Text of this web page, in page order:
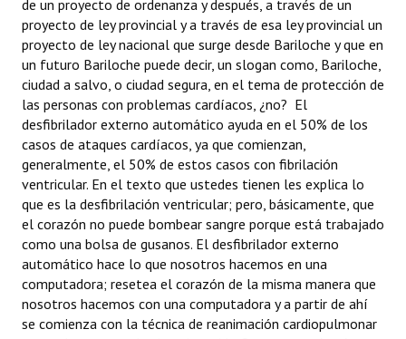
de un proyecto de ordenanza y después, a través de un
proyecto de ley provincial y a través de esa ley provincial un
proyecto de ley nacional que surge desde Bariloche y que en
un futuro Bariloche puede decir, un slogan como, Bariloche,
ciudad a salvo, o ciudad segura, en el tema de protección de
las personas con problemas cardíacos, ¿no? El
desfibrilador externo automático ayuda en el 50% de los
casos de ataques cardíacos, ya que comienzan,
generalmente, el 50% de estos casos con fibrilación
ventricular. En el texto que ustedes tienen les explica lo
que es la desfibrilación ventricular; pero, básicamente, que
el corazón no puede bombear sangre porque está trabajado
como una bolsa de gusanos. El desfibrilador externo
automático hace lo que nosotros hacemos en una
computadora; resetea el corazón de la misma manera que
nosotros hacemos con una computadora y a partir de ahí
se comienza con la técnica de reanimación cardiopulmonar